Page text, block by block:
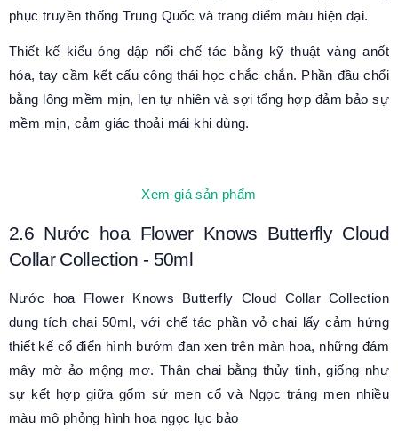
phục truyền thống Trung Quốc và trang điểm màu hiện đại.
Thiết kế kiểu óng dập nổi chế tác bằng kỹ thuật vàng anốt
hóa, tay cầm kết cấu công thái học chắc chắn. Phần đầu chổi
bằng lông mềm mịn, len tự nhiên và sợi tổng hợp đảm bảo sự
mềm mịn, cảm giác thoải mái khi dùng.
Xem giá sản phẩm
2.6 Nước hoa Flower Knows Butterfly Cloud
Collar Collection - 50ml
Nước hoa Flower Knows Butterfly Cloud Collar Collection
dung tích chai 50ml, với chế tác phần vỏ chai lấy cảm hứng
thiết kế cổ điển hình bướm đan xen trên màn hoa, những đám
mây mờ ảo mộng mơ. Thân chai bằng thủy tinh, giống như
sự kết hợp giữa gốm sứ men cổ và Ngọc tráng men nhiều
màu mô phỏng hình hoa ngọc lục bảo